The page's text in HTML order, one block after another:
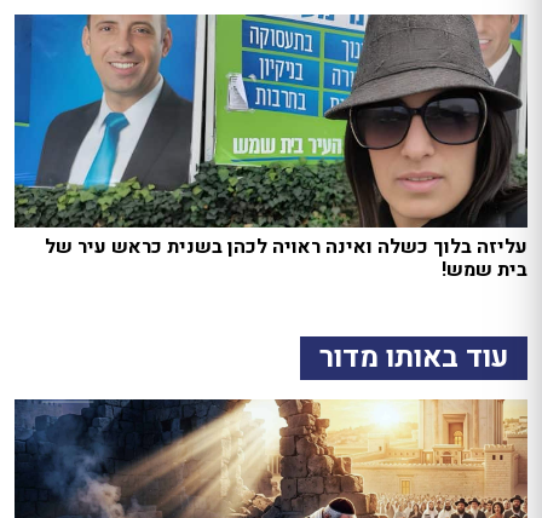
עליזה בלוך כשלה ואינה ראויה לכהן בשנית כראש עיר של
בית שמש!
עוד באותו מדור